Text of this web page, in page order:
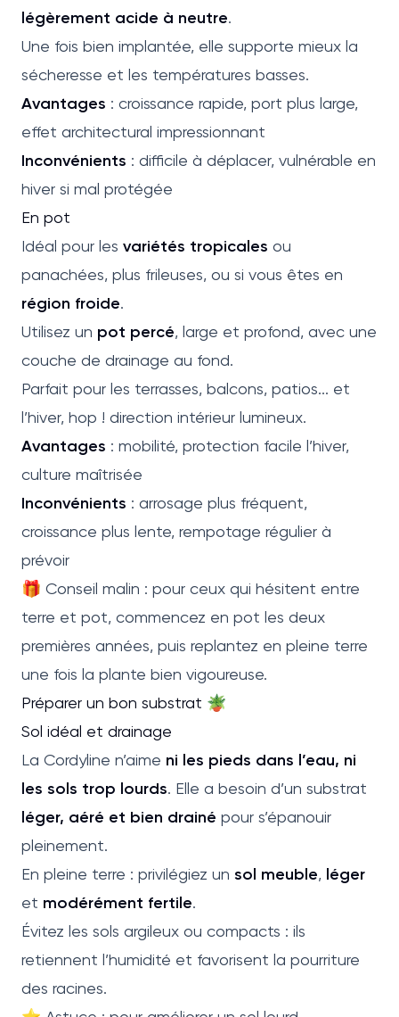
légèrement acide à neutre.
Une fois bien implantée, elle supporte mieux la
sécheresse et les températures basses.
Avantages : croissance rapide, port plus large,
effet architectural impressionnant
Inconvénients : difficile à déplacer, vulnérable en
hiver si mal protégée
En pot
Idéal pour les variétés tropicales ou
panachées, plus frileuses, ou si vous êtes en
région froide.
Utilisez un pot percé, large et profond, avec une
couche de drainage au fond.
Parfait pour les terrasses, balcons, patios... et
l’hiver, hop ! direction intérieur lumineux.
Avantages : mobilité, protection facile l’hiver,
culture maîtrisée
Inconvénients : arrosage plus fréquent,
croissance plus lente, rempotage régulier à
prévoir
🎁 Conseil malin : pour ceux qui hésitent entre
terre et pot, commencez en pot les deux
premières années, puis replantez en pleine terre
une fois la plante bien vigoureuse.
Préparer un bon substrat 🪴
Sol idéal et drainage
La Cordyline n’aime ni les pieds dans l’eau, ni
les sols trop lourds. Elle a besoin d’un substrat
léger, aéré et bien drainé pour s’épanouir
pleinement.
En pleine terre : privilégiez un sol meuble, léger
et modérément fertile.
Évitez les sols argileux ou compacts : ils
retiennent l’humidité et favorisent la pourriture
des racines.